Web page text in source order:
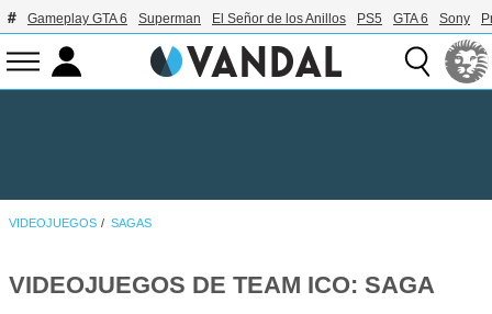
Gameplay GTA 6 Superman El Señor de los Anillos PS5 GTA 6 Sony
VIDEOJUEGOS SAGAS
VIDEOJUEGOS DE TEAM ICO: SAGA